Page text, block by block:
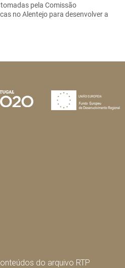
pela Comissão
no Alentejo para desenvolver a
do arquivo RTP